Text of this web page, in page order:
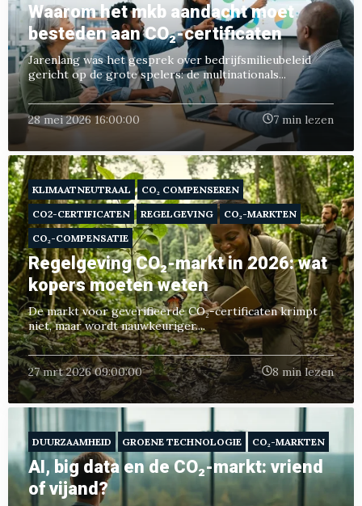
Waarom het mkb aandacht moet
besteden aan CO₂-certificaten
Jarenlang was het gesprek over bedrijfsmilieubeleid
gericht op de grote spelers: de multinationals...
28 mei 2026 16:00:00 7 min lezen
KLIMAATNEUTRAAL
CO₂ COMPENSEREN
CO2-CERTIFICATEN
REGELGEVING
CO₂-MARKTEN
CO₂-COMPENSATIE
Regelgeving CO₂-markt in 2026: wat
kopers moeten weten
De markt voor geverifieerde CO₂-certificaten krimpt
niet, maar wordt nauwkeuriger....
27 mrt 2026 09:00:00 8 min lezen
DUURZAAMHEID GROENE TECHNOLOGIE CO₂-MARKTEN
AI, big data en de CO₂-markt: vriend
of vijand?